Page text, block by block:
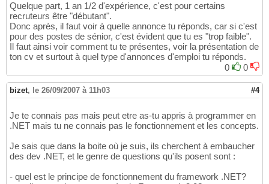
Quelque part, 1 an 1/2 d'expérience, c'est pour certains
recruteurs être "débutant".
Donc après, il faut voir à quelle annonce tu réponds, car si c'est
pour des postes de sénior, c'est évident que tu es "trop faible".
Il faut ainsi voir comment tu te présentes, voir la présentation de
ton cv et surtout à quel type d'annonces d'emploi tu réponds.
0
0
bizet, le 26/09/2007 à 11h03 #4
Je te connais pas mais peut etre as-tu appris à programmer en
.NET mais tu ne connais pas le fonctionnement et les concepts.
Je sais que dans la boite où je suis, ils cherchent à embaucher
des dev .NET, et le genre de questions qu'ils posent sont :
- quel est le principe de fonctionnement du framework .NET?